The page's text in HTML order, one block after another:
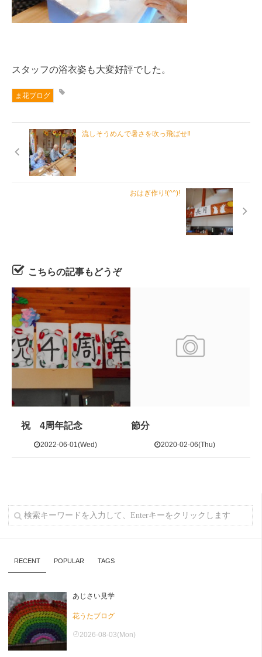
スタッフの浴衣姿も大変好評でした。
ま花ブログ
流しそうめんで暑さを吹っ飛ばせ‼
おはぎ作り!(^^)!
こちらの記事もどうぞ
祝 4周年記念
2022-06-01(Wed)
節分
2020-02-06(Thu)
RECENT POPULAR TAGS
あじさい見学
花うたブログ
2026-08-03(Mon)